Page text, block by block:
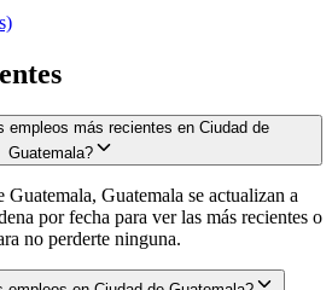
empleos más recientes en Ciudad de
Guatemala?
Guatemala se actualizan a
por fecha para ver las más recientes o
no perderte ninguna.